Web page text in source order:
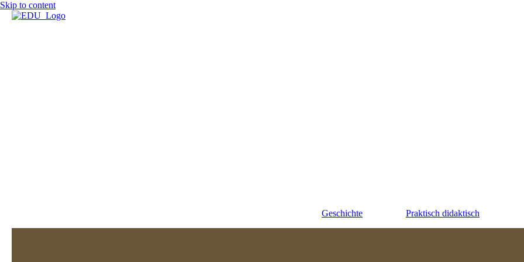
Skip to content
Geschichte Praktisch didaktisch